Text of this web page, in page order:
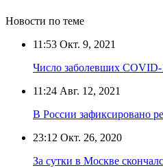
Новости по теме
11:53 Окт. 9, 2021
Число заболевших
11:24 Авг. 12, 2021
В России зафиксировано
23:12 Окт. 26, 2020
За сутки в Москве